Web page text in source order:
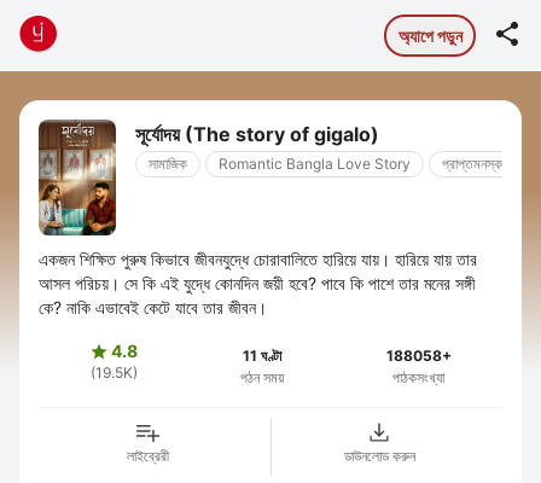
অ্যাপে পড়ুন 
সূর্যোদয় (The story of gigalo)
সামাজিক Romantic Bangla Love Story প্রাপ্তমনস্কদের
একজন শিক্ষিত পুরুষ কিভাবে জীবনযুদ্ধে চোরাবালিতে হারিয়ে যায়। হারিয়ে যায় তার
আসল পরিচয়। সে কি এই যুদ্ধে কোনদিন জয়ী হবে? পাবে কি পাশে তার মনের সঙ্গী
কে? নাকি এভাবেই কেটে যাবে তার জীবন।
 4.8
(19.5K)
11 ঘণ্টা
পঠন সময়
188058+
পাঠকসংখ্যা
লাইব্রেরী ডাউনলোড করুন